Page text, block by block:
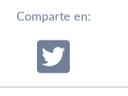
Comparte en: